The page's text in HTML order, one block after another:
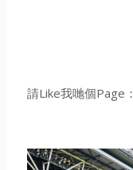
請Like我哋個Page：